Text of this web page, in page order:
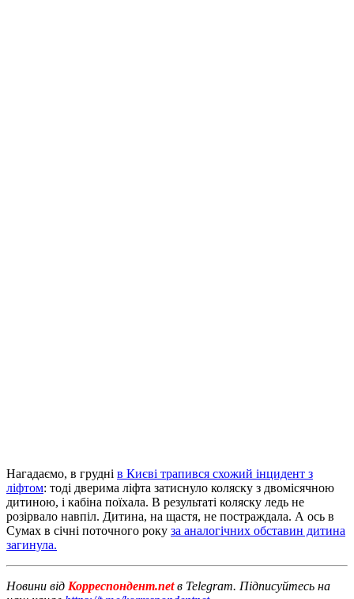
Нагадаємо, в грудні в Києві трапився схожий інцидент з
ліфтом: тоді дверима ліфта затиснуло коляску з двомісячною
дитиною, і кабіна поїхала. В результаті коляску ледь не
розірвало навпіл. Дитина, на щастя, не постраждала. А ось в
Сумах в січні поточного року за аналогічних обставин дитина
загинула.
Новини від Корреспондент.netв Telegram. Підписуйтесь на